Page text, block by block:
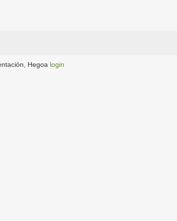
Hegoa login